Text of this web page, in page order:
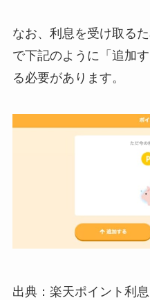
なお、利息を受け取る
で下記のように「追加
る必要があります。
出典：楽天ポイント利息